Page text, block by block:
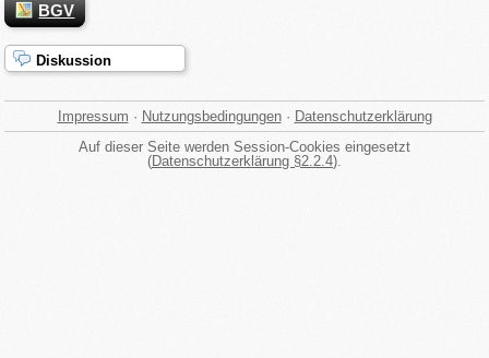
BGV
Diskussion
Impressum · Nutzungsbedingungen· Datenschutzerklärung
Auf dieser Seite werden Session-Cookies eingesetzt
(Datenschutzerklärung §2.2.4).